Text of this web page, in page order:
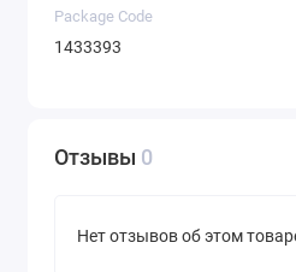
Package Code
1433393
Отзывы 0
Нет отзывов об этом